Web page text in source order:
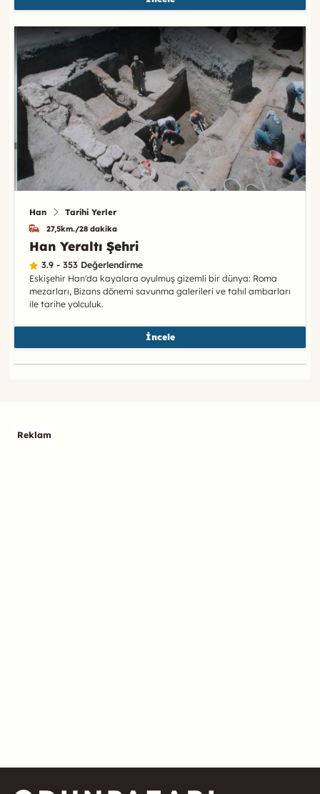
Han Tarihi Yerler
27,5km./28 dakika
Han Yeraltı Şehri
3.9 - 353 Değerlendirme
Eskişehir Han'da kayalara oyulmuş gizemli bir dünya: Roma
mezarları, Bizans dönemi savunma galerileri ve tahıl ambarları
ile tarihe yolculuk.
İncele
Reklam